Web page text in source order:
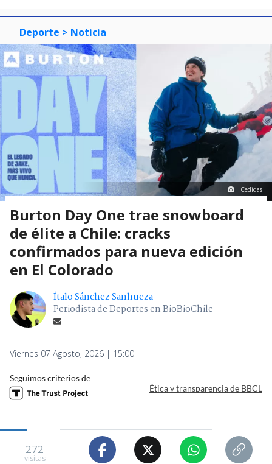
Deporte > Noticia
Cedidas
Burton Day One trae snowboard
de élite a Chile: cracks
confirmados para nueva edición
en El Colorado
Ítalo Sánchez Sanhueza
Periodista de Deportes en BioBioChile
Viernes 07 Agosto, 2026 | 15:00
Seguimos criterios de
Ética y transparencia de BBCL
272
visitas